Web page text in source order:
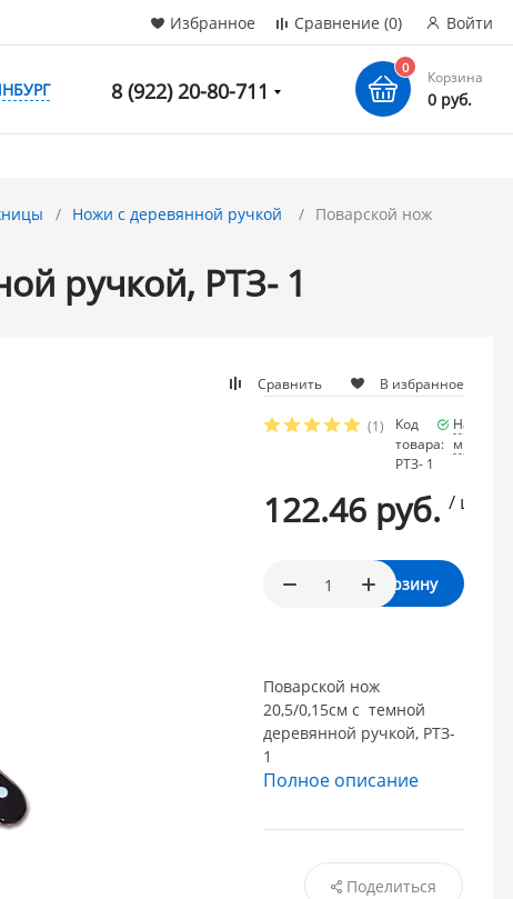
Избранное Сравнение (0) Войти
8 (922) 20-80-711
0
Корзина
0 руб.
Ножи с деревянной ручкой
Поварской нож
ручкой, РТЗ- 1
Сравнить В избранное
(1)
Код
товара:
РТЗ- 1
много
122.46 руб. / шт.
В корзину
Поварской нож
20,5/0,15см с темной
деревянной ручкой, РТЗ-
1
Полное описание
Поделиться